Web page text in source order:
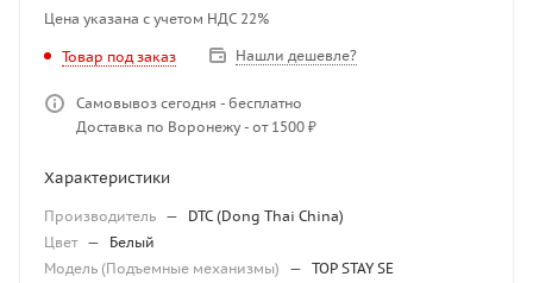
Цена указана с учетом НДС 22%
Товар под заказ Нашли дешевле?
Самовывоз сегодня - бесплатно
Доставка по Воронежу - от 1500 ₽
Характеристики
Производитель —
DTC (Dong Thai China)
Цвет —
Белый
Модель (Подъемные механизмы)
— TOP STAY SE